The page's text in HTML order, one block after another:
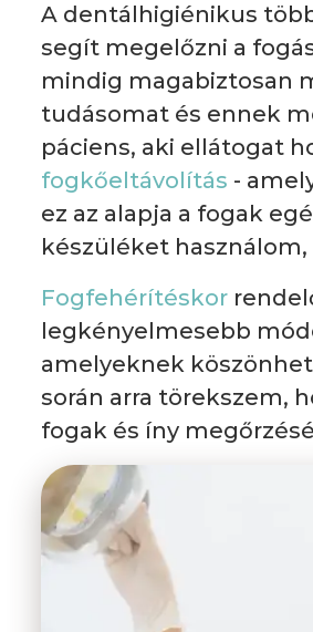
A dentálhigiénikus
segít megelőzni a
mindig magabiztosan
tudásomat és ennek
páciens, aki ellátogat
fogkőeltávolítás -
ez az alapja a fogak
készüléket
Fogfehérítéskor
legkényelmesebb
amelyeknek
során arra törekszem,
fogak és íny